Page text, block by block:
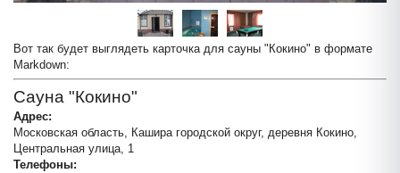
Вот так будет выглядеть карточка для сауны "Кокино" в формате
Markdown:
Сауна "Кокино"
Адрес:
Московская область, Кашира городской округ, деревня Кокино,
Центральная улица, 1
Телефоны: